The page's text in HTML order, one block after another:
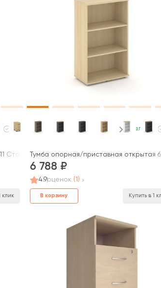
Стайл Проджект / Style Project
клик
В наличии
Тумба опорная/приставная открытая
6 788
4.9оценок (1)
В корзину Купить в 1